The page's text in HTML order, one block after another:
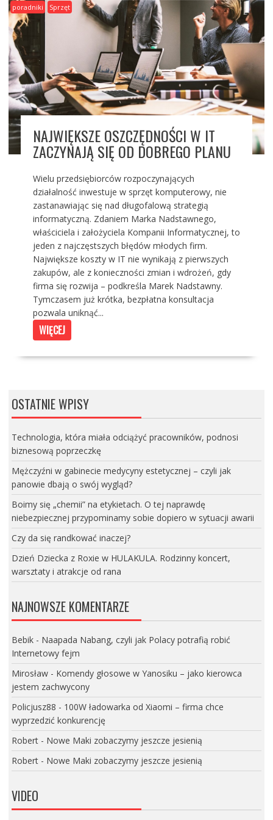
poradniki Sprzęt
NAJWIĘKSZE OSZCZĘDNOŚCI W IT
ZACZYNAJĄ SIĘ OD DOBREGO PLANU
Wielu przedsiębiorców rozpoczynających
działalność inwestuje w sprzęt komputerowy, nie
zastanawiając się nad długofalową strategią
informatyczną. Zdaniem Marka Nadstawnego,
właściciela i założyciela Kompanii Informatycznej, to
jeden z najczęstszych błędów młodych firm.
Największe koszty w IT nie wynikają z pierwszych
zakupów, ale z konieczności zmian i wdrożeń, gdy
firma się rozwija – podkreśla Marek Nadstawny.
Tymczasem już krótka, bezpłatna konsultacja
pozwala uniknąć...
WIĘCEJ
OSTATNIE WPISY
Technologia, która miała odciążyć pracowników, podnosi
biznesową poprzeczkę
Mężczyźni w gabinecie medycyny estetycznej – czyli jak
panowie dbają o swój wygląd?
Boimy się „chemii” na etykietach. O tej naprawdę
niebezpiecznej przypominamy sobie dopiero w sytuacji awarii
Czy da się randkować inaczej?
Dzień Dziecka z Roxie w HULAKULA. Rodzinny koncert,
warsztaty i atrakcje od rana
NAJNOWSZE KOMENTARZE
Bebik- Naapada Nabang, czyli jak Polacy potrafią robić
Internetowy fejm
Mirosław- Komendy głosowe w Yanosiku – jako kierowca
jestem zachwycony
Policjusz88 - 100W ładowarka od Xiaomi – firma chce
wyprzedzić konkurencję
Robert- Nowe Maki zobaczymy jeszcze jesienią
Robert- Nowe Maki zobaczymy jeszcze jesienią
VIDEO